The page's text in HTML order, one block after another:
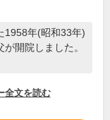
1958年(昭和33年)
開院しました。
全文を読む